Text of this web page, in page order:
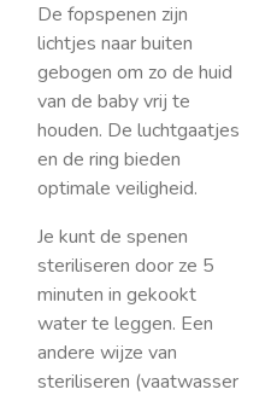
De fopspenen zijn
lichtjes naar buiten
gebogen om zo de huid
van de baby vrij te
houden. De luchtgaatjes
en de ring bieden
optimale veiligheid.
Je kunt de spenen
steriliseren door ze 5
minuten in gekookt
water te leggen. Een
andere wijze van
steriliseren (vaatwasser